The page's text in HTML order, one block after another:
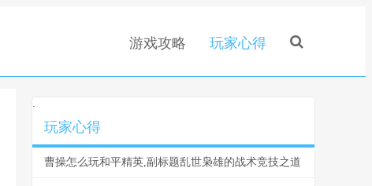
游戏攻略 玩家心得
.
玩家心得
曹操怎么玩和平精英,副标题乱世枭雄的战术竞技之道